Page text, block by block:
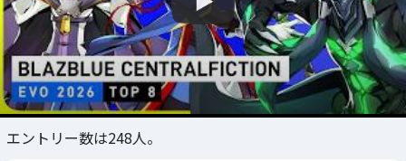
エントリー数は248人。